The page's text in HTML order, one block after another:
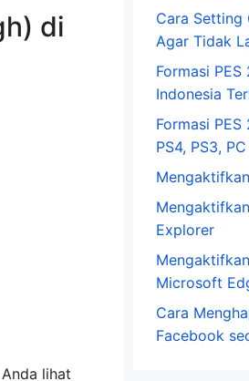
di
lihat
Cara Setting
Agar Tidak
Formasi
Indonesia
Formasi
PS4, PS3,
Explorer
Microsoft
Cara
Facebook